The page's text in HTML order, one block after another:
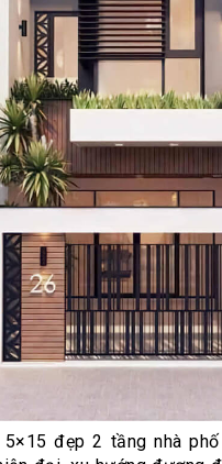
5×15 đẹp 2 tầng nhà